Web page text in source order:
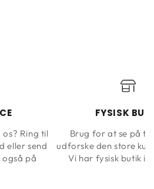
Ring til
eller send
også på
FYSISK
Brug for at se på
udforske den store
Vi har fysisk butik i